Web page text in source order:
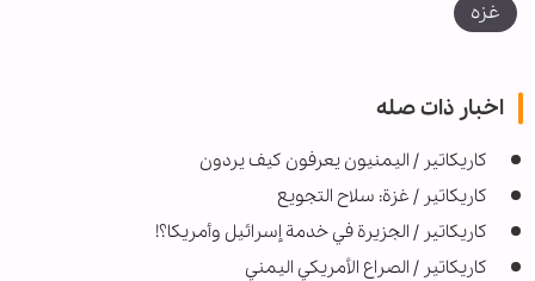
غزه
اخبار ذات صله
کاریکاتیر / اليمنيون يعرفون كيف يردون
كاريكاتير / غزة: سلاح التجويع
کاریکاتیر / الجزيرة في خدمة إسرائيل وأمريكا؟!
كاريكاتير / الصراع الأمريكي اليمني